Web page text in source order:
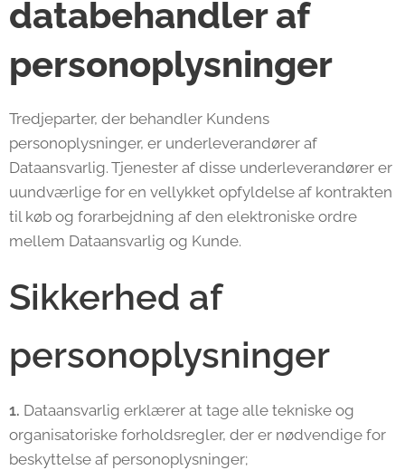
databehandler af
personoplysninger
Tredjeparter, der behandler Kundens
personoplysninger, er underleverandører af
Dataansvarlig. Tjenester af disse underleverandører er
uundværlige for en vellykket opfyldelse af kontrakten
til køb og forarbejdning af den elektroniske ordre
mellem Dataansvarlig og Kunde.
Sikkerhed af
personoplysninger
1. Dataansvarlig erklærer at tage alle tekniske og
organisatoriske forholdsregler, der er nødvendige for
beskyttelse af personoplysninger;